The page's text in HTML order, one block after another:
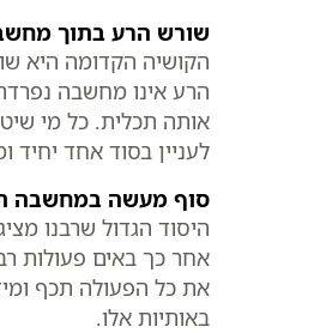
שורש הרע בתוך
הקושיה הקדומה היא
הרע אינו מחשבה
אותה תכלית. כל מי
לעניין בסוד אחד יחיד
סוף מעשה במחשבה
היסוד הגדול שרבנו
אחר כך באים פעולות
את כל הפעולה תכף
באותיות אלו.